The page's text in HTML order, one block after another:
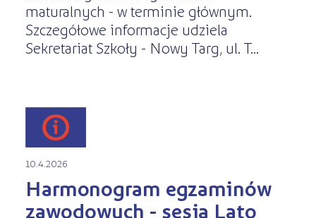
maturalnych - w terminie głównym.
Szczegółowe informacje udziela
Sekretariat Szkoły - Nowy Targ, ul. T...
10.4.2026
Harmonogram egzaminów
zawodowych - sesja Lato